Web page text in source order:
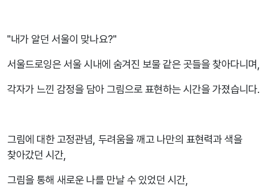
"내가 알던 서울이 맞나요?"
서울드로잉은 서울 시내에 숨겨진 보물 같은 곳들을 찾아다니며,
각자가 느낀 감정을 담아 그림으로 표현하는 시간을 가졌습니다.
그림에 대한 고정관념, 두려움을 깨고 나만의 표현력과 색을
찾아갔던 시간,
그림을 통해 새로운 나를 만날 수 있었던 시간,